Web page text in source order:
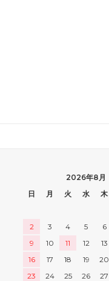
2026年8月
日
月 火 水 木
2
3 4 5 6
9
10 11 12 13
16
17 18 19 20
23
24 25 26 27